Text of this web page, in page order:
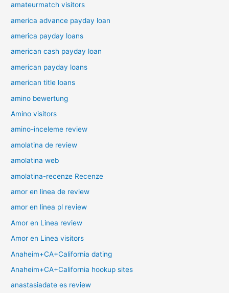
amateurmatch visitors
america advance payday loan
america payday loans
american cash payday loan
american payday loans
american title loans
amino bewertung
Amino visitors
amino-inceleme review
amolatina de review
amolatina web
amolatina-recenze Recenze
amor en linea de review
amor en linea pl review
Amor en Linea review
Amor en Linea visitors
Anaheim+CA+California dating
Anaheim+CA+California hookup sites
anastasiadate es review